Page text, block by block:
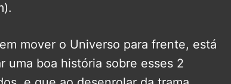
mover o Universo para frente, está
uma boa história sobre esses 2